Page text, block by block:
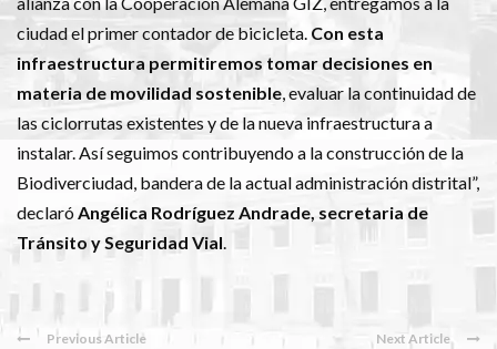
ciudad el primer contador de bicicleta. Con esta
infraestructura permitiremos tomar decisiones en
materia de movilidad sostenible, evaluar la continuidad de
las ciclorrutas existentes y de la nueva infraestructura a
instalar. Así seguimos contribuyendo a la construcción de la
Biodiverciudad, bandera de la actual administración distrital”,
declaróAngélica Rodríguez Andrade, secretaria de
Tránsito y Seguridad Vial.
Previous Article Next Article